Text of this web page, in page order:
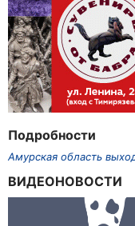
Подробности
Амурская область
ВИДЕОНОВОСТИ